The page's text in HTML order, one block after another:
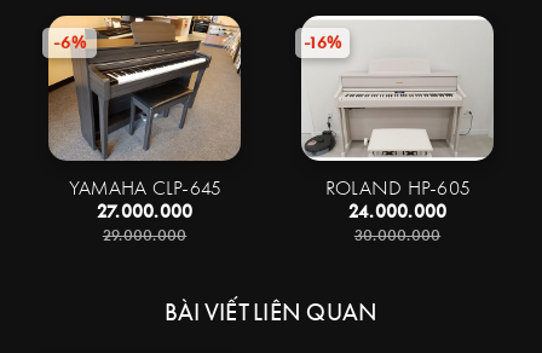
-6%
YAMAHA CLP-645
27.000.000
29.000.000
-16%
ROLAND HP-605
24.000.000
30.000.000
BÀI VIẾT LIÊN QUAN